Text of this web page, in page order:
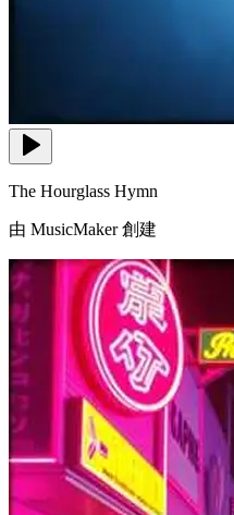
The Hourglass Hymn
由 MusicMaker 創建